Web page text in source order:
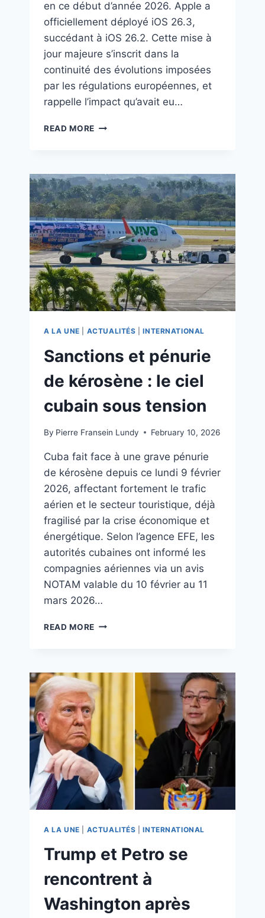
en ce début d’année 2026. Apple a
officiellement déployé iOS 26.3,
succédant à iOS 26.2. Cette mise à
jour majeure s’inscrit dans la
continuité des évolutions imposées
par les régulations européennes, et
rappelle l’impact qu’avait eu…
READ MORE
A LA UNE ACTUALITÉS |INTERNATIONAL
Sanctions et pénurie
de kérosène : le ciel
cubain sous tension
By Pierre Fransein Lundy February 10, 2026
Cuba fait face à une grave pénurie
de kérosène depuis ce lundi 9 février
2026, affectant fortement le trafic
aérien et le secteur touristique, déjà
fragilisé par la crise économique et
énergétique. Selon l’agence EFE, les
autorités cubaines ont informé les
compagnies aériennes via un avis
NOTAM valable du 10 février au 11
mars 2026…
READ MORE
A LA UNE ACTUALITÉS |INTERNATIONAL
Trump et Petro se
rencontrent à
Washington après